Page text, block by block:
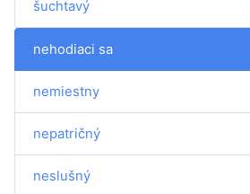
šuchtavý
nehodiaci sa
nemiestny
nepatričný
neslušný